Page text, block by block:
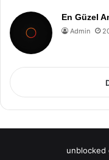
En Güzel
Admin
unblocked